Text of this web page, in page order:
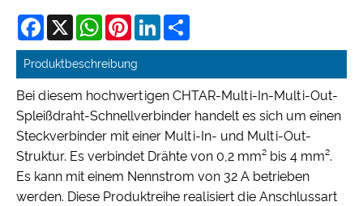
Facebook
X WhatsAppPinterestLinkedIn
Produktbeschreibung
Bei diesem hochwertigen CHTAR-Multi-In-Multi-Out-
Spleißdraht-Schnellverbinder handelt es sich um einen
Steckverbinder mit einer Multi-In- und Multi-Out-
Struktur. Es verbindet Drähte von 0,2 mm² bis 4 mm².
Es kann mit einem Nennstrom von 32 A betrieben
werden. Diese Produktreihe realisiert die Anschlussart